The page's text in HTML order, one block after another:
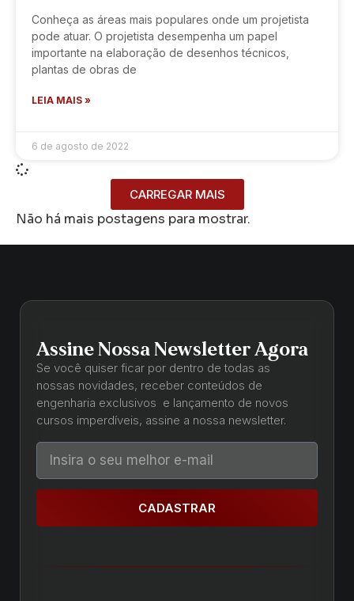
Conheça as áreas mais populares onde um projetista
pode atuar. O projetista desempenha um papel
importante na elaboração de desenhos técnicos,
plantas de obras de
LEIA MAIS »
6 de agosto de 2022
CARREGAR MAIS
Não há mais postagens para mostrar.
Assine Nossa Newsletter Agora
Se você quiser ficar por dentro de todas as
nossas novidades, receber conteúdos de
engenharia exclusivos e lançamento de novos
cursos imperdíveis, assine a nossa newsletter.
CADASTRAR